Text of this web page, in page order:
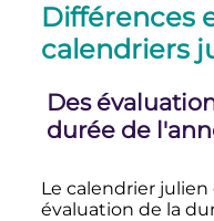
Différences
calendriers
Des
durée de
Le calendrier
évaluation de la